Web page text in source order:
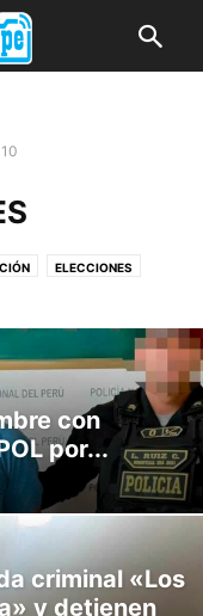
ELECCIONES
SALUD
con
por...
criminal «Los
y detienen